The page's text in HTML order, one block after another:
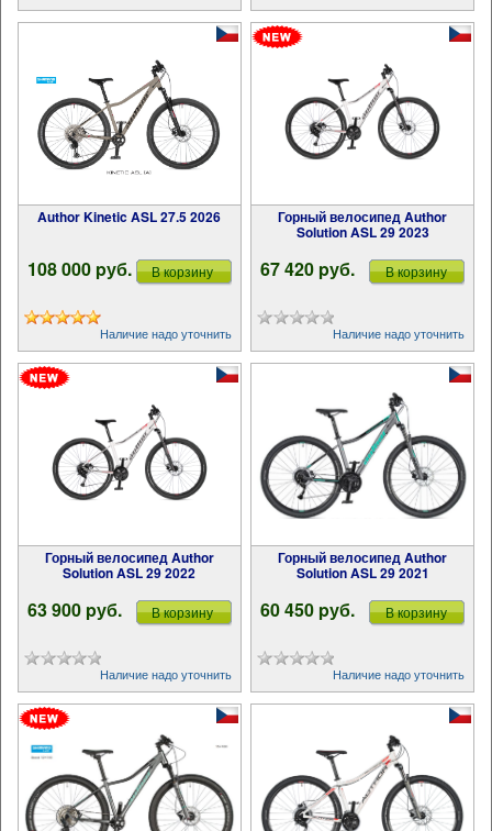
Author Kinetic ASL 27.5 2026
108 000 pуб. В корзину
Наличие надо уточнить
Горный велосипед Author
Solution ASL 29 2023
67 420 pуб. В корзину
Наличие надо уточнить
Горный велосипед Author
Solution ASL 29 2022
63 900 pуб. В корзину
Наличие надо уточнить
Горный велосипед Author
Solution ASL 29 2021
60 450 pуб. В корзину
Наличие надо уточнить